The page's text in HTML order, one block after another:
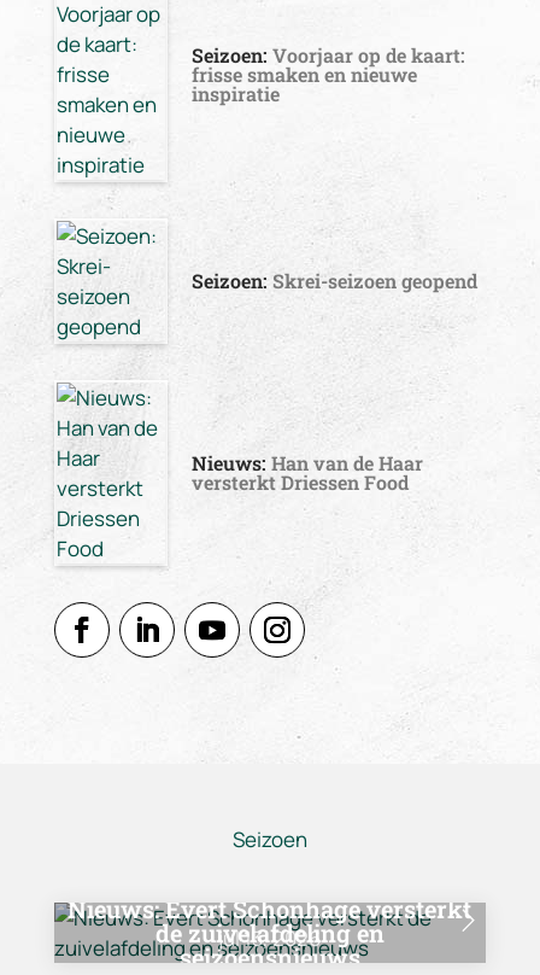
Seizoen: Voorjaar op de kaart:
frisse smaken en nieuwe
inspiratie
Seizoen: Skrei-seizoen geopend
Nieuws: Han van de Haar
versterkt Driessen Food
Seizoen
Nieuws:Evert Schonhage versterkt
de zuivelafdeling en
seizoensnieuws
jul 13, 2026